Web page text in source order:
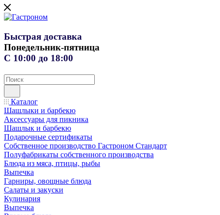
Быстрая доставка
Понедельник-пятница
С 10:00 до 18:00
Каталог
Шашлыки и барбекю
Аксессуары для пикника
Шашлык и барбекю
Подарочные сертификаты
Собственное производство Гастроном Стандарт
Полуфабрикаты собственного производства
Блюда из мяса, птицы, рыбы
Выпечка
Гарниры, овощные блюда
Салаты и закуски
Кулинария
Выпечка